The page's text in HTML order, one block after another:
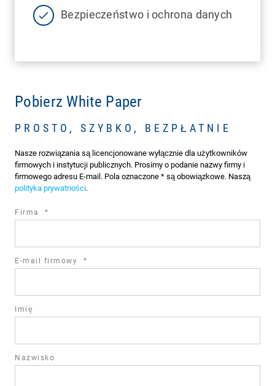
Bezpieczeństwo i ochrona danych
Pobierz White Paper
PROSTO, SZYBKO, BEZPŁATNIE
Nasze rozwiązania są licencjonowane wyłącznie dla użytkowników
firmowych i instytucji publicznych. Prosimy o podanie nazwy firmy i
firmowego adresu E-mail. Pola oznaczone * są obowiązkowe. Naszą
polityka prywatności.
Firma *
E-mail firmowy *
Imię
Nazwisko